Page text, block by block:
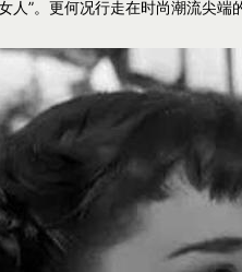
人”。更何况行走在时尚潮流尖